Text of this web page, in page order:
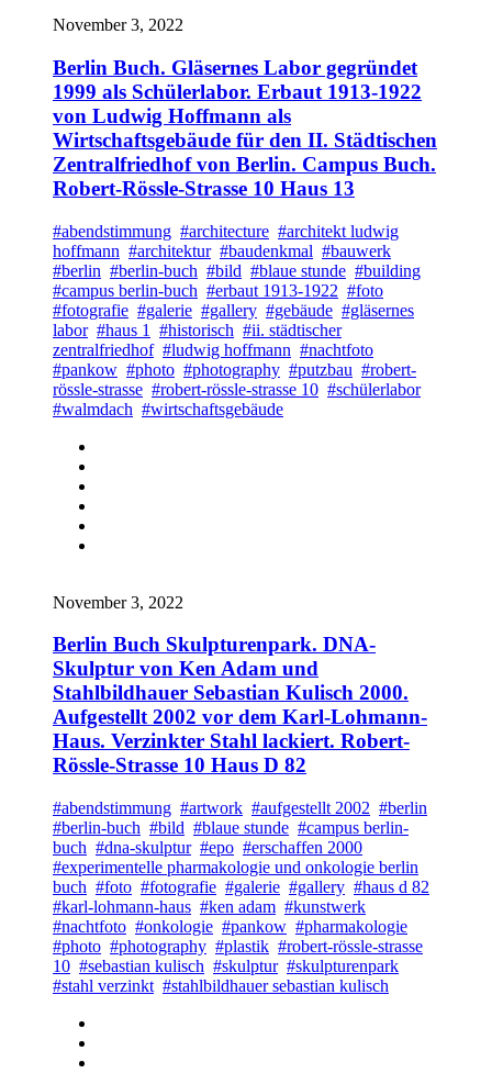
November 3, 2022
Berlin Buch. Gläsernes Labor gegründet
1999 als Schülerlabor. Erbaut 1913-1922
von Ludwig Hoffmann als
Wirtschaftsgebäude für den II. Städtischen
Zentralfriedhof von Berlin. Campus Buch.
Robert-Rössle-Strasse 10 Haus 13
#abendstimmung #architecture #architekt ludwig
hoffmann #architektur #baudenkmal #bauwerk
#berlin #berlin-buch #bild #blaue stunde #building
#campus berlin-buch #erbaut 1913-1922 #foto
#fotografie #galerie #gallery #gebäude #gläsernes
labor #haus 1 #historisch #ii. städtischer
zentralfriedhof #ludwig hoffmann #nachtfoto
#pankow #photo #photography #putzbau #robert-
rössle-strasse #robert-rössle-strasse 10 #schülerlabor
#walmdach #wirtschaftsgebäude
November 3, 2022
Berlin Buch Skulpturenpark. DNA-
Skulptur von Ken Adam und
Stahlbildhauer Sebastian Kulisch 2000.
Aufgestellt 2002 vor dem Karl-Lohmann-
Haus. Verzinkter Stahl lackiert. Robert-
Rössle-Strasse 10 Haus D 82
#abendstimmung #artwork #aufgestellt 2002 #berlin
#berlin-buch #bild #blaue stunde #campus berlin-
buch #dna-skulptur #epo #erschaffen 2000
#experimentelle pharmakologie und onkologie berlin
buch #foto #fotografie #galerie #gallery #haus d 82
#karl-lohmann-haus #ken adam #kunstwerk
#nachtfoto #onkologie #pankow #pharmakologie
#photo #photography #plastik #robert-rössle-strasse
10 #sebastian kulisch #skulptur #skulpturenpark
#stahl verzinkt #stahlbildhauer sebastian kulisch